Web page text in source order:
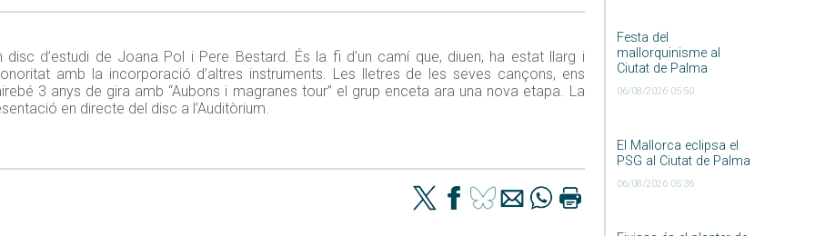
Festa del
mallorquinisme al
Ciutat de Palma
06/08/2026 05:50
El Mallorca eclipsa el
PSG al Ciutat de Palma
06/08/2026 05:36
d’estudi de Joana Pol i Pere Bestard. És la fi d’un camí que, diuen, ha estat llarg i
amb la incorporació d’altres instruments. Les lletres de les seves cançons, ens
3 anys de gira amb “Aubons i magranes tour” el grup enceta ara una nova etapa. La
en directe del disc a l’Auditòrium.